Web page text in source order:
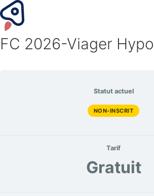
FC 2026-Viager
Statut actuel
NON-INSCRIT
Tarif
Gratuit